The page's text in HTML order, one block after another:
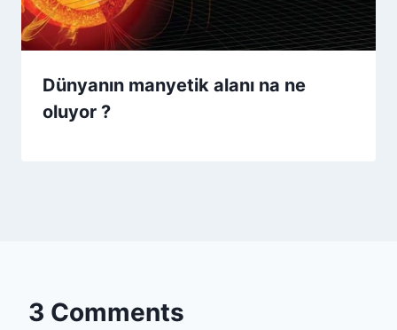
Dünyanın manyetik alanı na ne
oluyor ?
3 Comments